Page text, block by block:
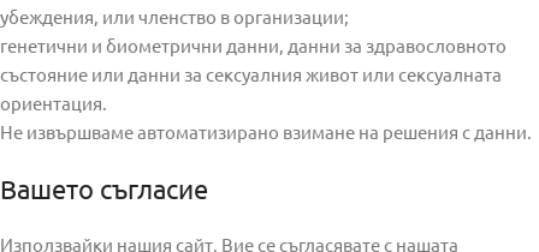
убеждения, или членство в организации;
генетични и биометрични данни, данни за здравословното
състояние или данни за сексуалния живот или сексуалната
ориентация.
Не извършваме автоматизирано взимане на решения с данни.
Вашето съгласие
Използвайки нашия сайт, Вие се съгласявате с нашата